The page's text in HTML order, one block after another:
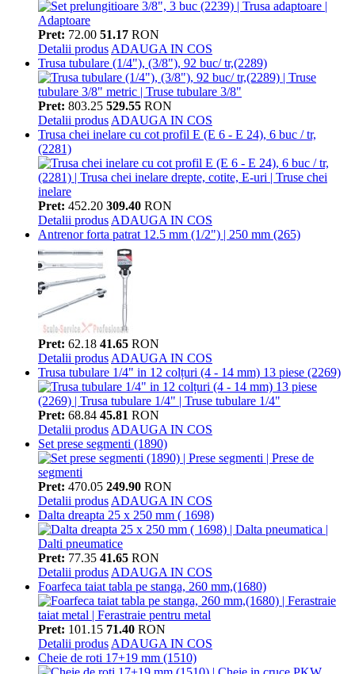
Pret: 72.00 51.17 RON
Detalii produs ADAUGA IN COS
Trusa tubulare (1/4"), (3/8"), 92 buc/ tr,(2289)
Pret: 803.25 529.55 RON
Detalii produs ADAUGA IN COS
Trusa chei inelare cu cot profil E (E 6 - E 24), 6 buc / tr,
(2281)
Pret: 452.20 309.40 RON
Detalii produs ADAUGA IN COS
Antrenor forta patrat 12.5 mm (1/2") | 250 mm (265)
Pret: 62.18 41.65 RON
Detalii produs ADAUGA IN COS
Trusa tubulare 1/4" in 12 colțuri (4 - 14 mm) 13 piese (2269)
Pret: 68.84 45.81 RON
Detalii produs ADAUGA IN COS
Set prese segmenti (1890)
Pret: 470.05 249.90 RON
Detalii produs ADAUGA IN COS
Dalta dreapta 25 x 250 mm ( 1698)
Pret: 77.35 41.65 RON
Detalii produs ADAUGA IN COS
Foarfeca taiat tabla pe stanga, 260 mm,(1680)
Pret: 101.15 71.40 RON
Detalii produs ADAUGA IN COS
Cheie de roti 17+19 mm (1510)